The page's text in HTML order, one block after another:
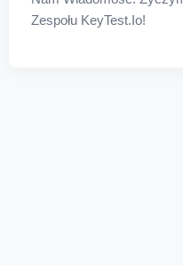
Zespołu KeyTest.io!